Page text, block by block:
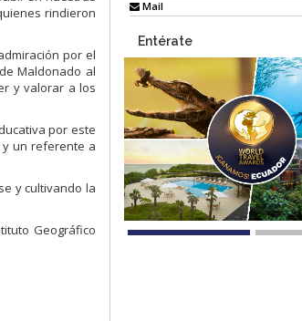
rindieron
por el
Maldonado al
y valorar a los
por este
y un referente a
y cultivando la
Geográfico
Mail
Entérate